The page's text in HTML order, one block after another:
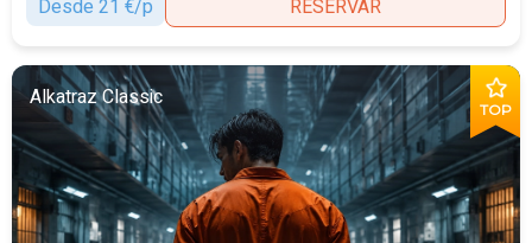
Desde 21 €/p
RESERVAR
TOP
Alkatraz Classic